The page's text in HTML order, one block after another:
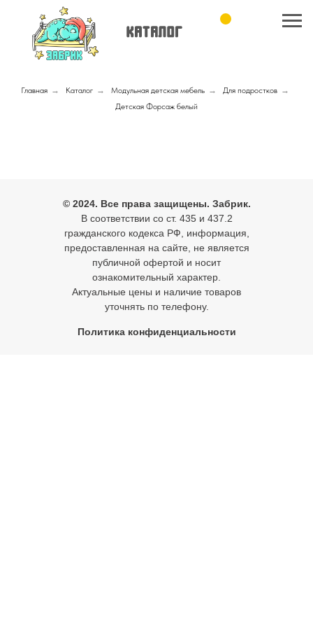
Главная → Каталог → Модульная детская мебель → Для подростков →
Детская Форсаж белый
© 2024. Все права защищены. Забрик.
В соответствии со ст. 435 и 437.2
гражданского кодекса РФ, информация,
предоставленная на сайте, не является
публичной офертой и носит
ознакомительный характер.
Актуальные цены и наличие товаров
уточнять по телефону.
Политика конфиденциальности